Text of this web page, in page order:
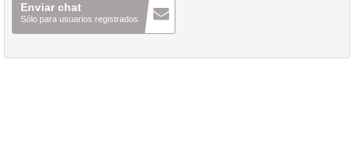
Enviar chat
Sólo para usuarios registrados